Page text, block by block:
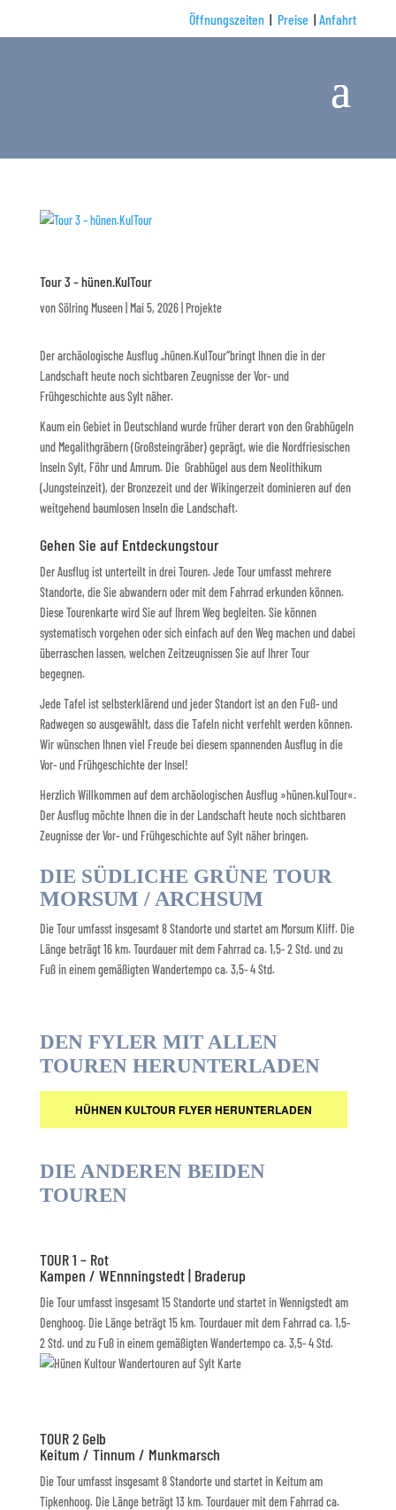
Öffnungszeiten | Preise |Anfahrt
Tour 3 – hünen.KulTour
vonSölring Museen| Mai 5, 2026| Projekte
Der archäologische Ausflug „hünen.KulTour“bringt Ihnen die in der
Landschaft heute noch sichtbaren Zeugnisse der Vor- und
Frühgeschichte aus Sylt näher.
Kaum ein Gebiet in Deutschland wurde früher derart von den Grabhügeln
und Megalithgräbern (Großsteingräber) geprägt, wie die Nordfriesischen
Inseln Sylt, Föhr und Amrum. Die Grabhügel aus dem Neolithikum
(Jungsteinzeit), der Bronzezeit und der Wikingerzeit dominieren auf den
weitgehend baumlosen Inseln die Landschaft.
Gehen Sie auf Entdeckungstour
Der Ausflug ist unterteilt in drei Touren. Jede Tour umfasst mehrere
Standorte, die Sie abwandern oder mit dem Fahrrad erkunden können.
Diese Tourenkarte wird Sie auf Ihrem Weg begleiten. Sie können
systematisch vorgehen oder sich einfach auf den Weg machen und dabei
überraschen lassen, welchen Zeitzeugnissen Sie auf Ihrer Tour
begegnen.
Jede Tafel ist selbsterklärend und jeder Standort ist an den Fuß- und
Radwegen so ausgewählt, dass die Tafeln nicht verfehlt werden können.
Wir wünschen Ihnen viel Freude bei diesem spannenden Ausflug in die
Vor- und Frühgeschichte der Insel!
Herzlich Willkommen auf dem archäologischen Ausflug »hünen.kulTour«.
Der Ausflug möchte Ihnen die in der Landschaft heute noch sichtbaren
Zeugnisse der Vor- und Frühgeschichte auf Sylt näher bringen.
DIE SÜDLICHE GRÜNE TOUR
MORSUM / ARCHSUM
Die Tour umfasst insgesamt 8 Standorte und startet am Morsum Kliff. Die
Länge beträgt 16 km. Tourdauer mit dem Fahrrad ca. 1,5- 2 Std. und zu
Fuß in einem gemäßigten Wandertempo ca. 3,5- 4 Std.
DEN FYLER MIT ALLEN
TOUREN HERUNTERLADEN
HÜHNEN KULTOUR FLYER HERUNTERLADEN
DIE ANDEREN BEIDEN
TOUREN
TOUR 1 – Rot
Kampen / WEnnningstedt | Braderup
Die Tour umfasst insgesamt 15 Standorte und startet in Wennigstedt am
Denghoog. Die Länge beträgt 15 km. Tourdauer mit dem Fahrrad ca. 1,5-
2 Std. und zu Fuß in einem gemäßigten Wandertempo ca. 3,5- 4 Std.
TOUR 2 Gelb
Keitum / Tinnum / Munkmarsch
Die Tour umfasst insgesamt 8 Standorte und startet in Keitum am
Tipkenhoog. Die Länge beträgt 13 km. Tourdauer mit dem Fahrrad ca.